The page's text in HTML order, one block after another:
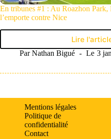
En tribunes #1 : Au Roazhon Park,
l’emporte contre Nice
Lire
En
:
Par Nathan Bigué Le 3
Mentions légales
Politique de
confidentialité
Contact